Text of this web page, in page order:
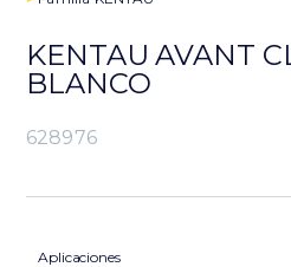
KENTAU AVANT
BLANCO
628976
Aplicaciones